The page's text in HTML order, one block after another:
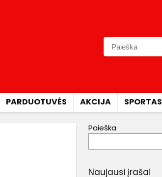
PARDUOTUVĖS AKCIJA SPORTAS
Paieška
Naujausi įrašai